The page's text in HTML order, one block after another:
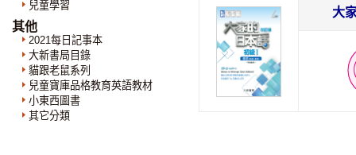
兒童學習
其他
2021每日記事本
大新書局目錄
貓跟老鼠系列
兒童寶庫品格教育英語教材
小東西圖書
其它分類
大